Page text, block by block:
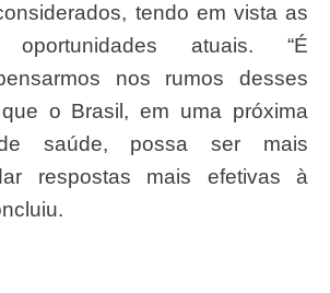
tendo em vista as
atuais. “É
nos rumos desses
o Brasil, em uma próxima
de saúde, possa ser mais
respostas mais efetivas à